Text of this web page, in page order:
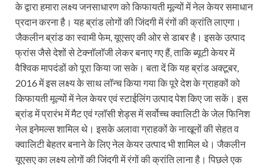
के द्वारा हमारा लक्ष्य जनसाधारण को किफायती मूल्यों में नेल केयर समाधान
प्रदान करना है। यह ब्रांड लोगों की जिंदगी में रंगों की क्रांति लाएगा।
जैकलीन ब्रांड का स्वामी फेम, यूएसए की ओर से डाबर है। इसके उत्पाद
फ्रांस जैसे देशों से टेक्नाॅलाॅजी लेकर बनाए गए हैं, ताकि ब्यूटी केयर में
वैश्विक मापदंडों को पूरा किया जा सके। बता दें कि यह ब्रांड अक्टूबर,
2016 में इस लक्ष्य के साथ लाॅन्च किया गया कि पूरे देश के ग्राहकों को
किफायती मूल्यों में नेल केयर एवं स्टाईलिंग उत्पाद पेश किए जा सकें। इस
ब्रांड में प्रारंभ में मैट एवं ग्लाॅसी शेड्स में सर्वोच्च क्वालिटी के जेल फिनिश
नेल इनेमल्स शामिल थे। इसके अलावा ग्राहकों के नाखूनों की सेहत व
क्वालिटी बेहतर बनाने के लिए नेल केयर उत्पाद भी शामिल थे। जैकलीन
यूएसए का लक्ष्य लोगों की जिंदगी में रंगों की क्रांति लाना है। पिछले एक